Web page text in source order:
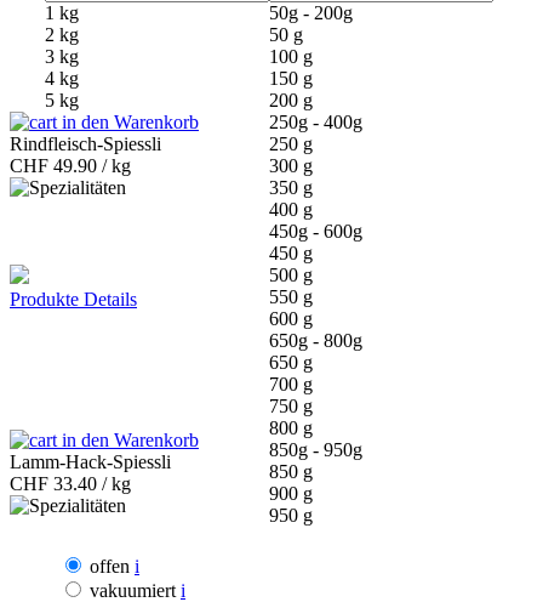
50g - 200g
50 g
100 g
150 g
200 g
250g - 400g
250 g
300 g
350 g
400 g
450g - 600g
450 g
500 g
550 g
600 g
650g - 800g
650 g
700 g
750 g
800 g
850g - 950g
850 g
900 g
950 g
1 kg
2 kg
3 kg
4 kg
5 kg
offen i
vakuumiert i
in den Warenkorb
Rindfleisch-Spiessli
CHF 49.90 / kg
Produkte Details
in den Warenkorb
Lamm-Hack-Spiessli
CHF 33.40 / kg